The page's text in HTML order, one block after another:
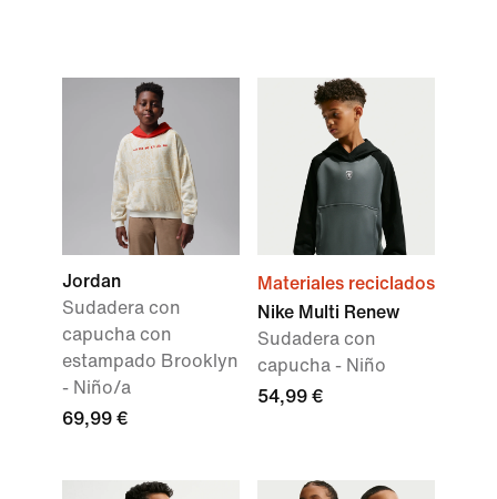
Jordan
Sudadera con
capucha con
estampado Brooklyn
- Niño/a
69,99 €
Materiales reciclados
Nike Multi Renew
Sudadera con
capucha - Niño
54,99 €